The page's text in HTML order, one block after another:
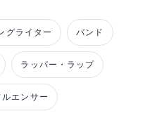
グライター バンド
ラッパー・ラップ
ルエンサー